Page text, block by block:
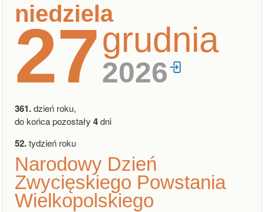
niedziela
27grudnia
2026
361.dzień roku,
do końca pozostały 4dni
52.tydzień roku
Narodowy Dzień
Zwycięskiego Powstania
Wielkopolskiego